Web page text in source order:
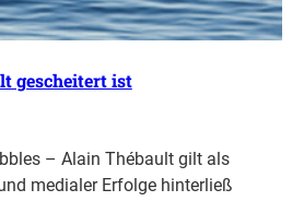
gescheitert ist
– Alain Thébault gilt als
medialer Erfolge hinterließ